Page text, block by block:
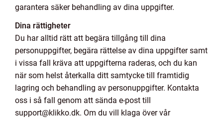
garantera säker behandling av dina uppgifter.
Dina rättigheter
Du har alltid rätt att begära tillgång till dina
personuppgifter, begära rättelse av dina uppgifter samt
i vissa fall kräva att uppgifterna raderas, och du kan
när som helst återkalla ditt samtycke till framtidig
lagring och behandling av personuppgifter. Kontakta
oss i så fall genom att sända e-post till
support@klikko.dk. Om du vill klaga över vår